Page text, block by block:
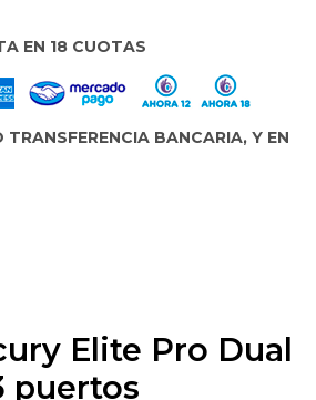
EN 18 CUOTAS
BANCARIA, Y EN
Elite Pro Dual
puertos